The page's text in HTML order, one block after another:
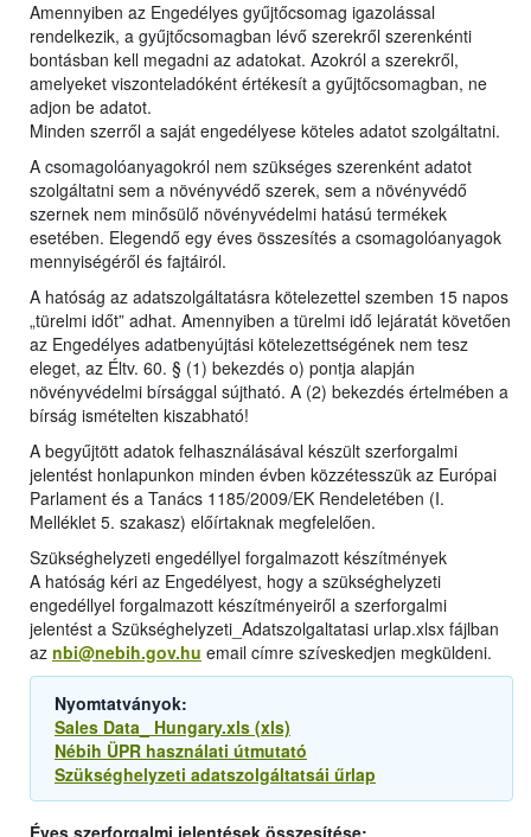
Amennyiben az Engedélyes gyűjtőcsomag igazolással
rendelkezik, a gyűjtőcsomagban lévő szerekről szerenkénti
bontásban kell megadni az adatokat. Azokról a szerekről,
amelyeket viszonteladóként értékesít a gyűjtőcsomagban, ne
adjon be adatot.
Minden szerről a saját engedélyese köteles adatot szolgáltatni.
A csomagolóanyagokról nem szükséges szerenként adatot
szolgáltatni sem a növényvédő szerek, sem a növényvédő
szernek nem minősülő növényvédelmi hatású termékek
esetében. Elegendő egy éves összesítés a csomagolóanyagok
mennyiségéről és fajtáiról.
A hatóság az adatszolgáltatásra kötelezettel szemben 15 napos
„türelmi időt” adhat. Amennyiben a türelmi idő lejáratát követően
az Engedélyes adatbenyújtási kötelezettségének nem tesz
eleget, az Éltv. 60. § (1) bekezdés o) pontja alapján
növényvédelmi bírsággal sújtható. A (2) bekezdés értelmében a
bírság ismételten kiszabható!
A begyűjtött adatok felhasználásával készült szerforgalmi
jelentést honlapunkon minden évben közzétesszük az Európai
Parlament és a Tanács 1185/2009/EK Rendeletében (I.
Melléklet 5. szakasz) előírtaknak megfelelően.
Szükséghelyzeti engedéllyel forgalmazott készítmények
A hatóság kéri az Engedélyest, hogy a szükséghelyzeti
engedéllyel forgalmazott készítményeiről a szerforgalmi
jelentést a Szükséghelyzeti_Adatszolgaltatasi urlap.xlsx fájlban
az nbi@nebih.gov.hu email címre szíveskedjen megküldeni.
Nyomtatványok:
Sales Data_ Hungary.xls (xls)
Nébih ÜPR használati útmutató
Szükséghelyzeti adatszolgáltatsái űrlap